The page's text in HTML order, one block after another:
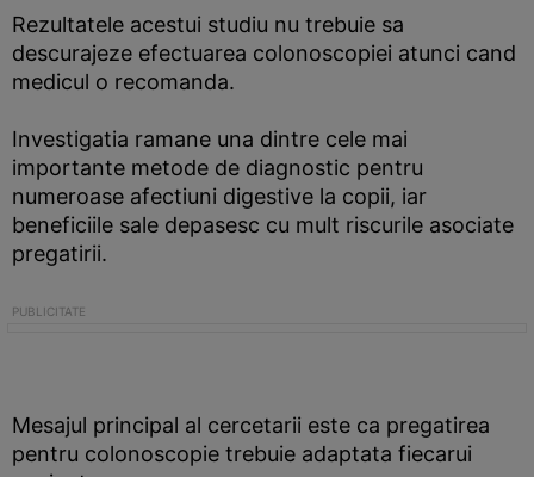
Rezultatele acestui studiu nu trebuie sa
descurajeze efectuarea colonoscopiei atunci cand
medicul o recomanda.
Investigatia ramane una dintre cele mai
importante metode de diagnostic pentru
numeroase afectiuni digestive la copii, iar
beneficiile sale depasesc cu mult riscurile asociate
pregatirii.
Mesajul principal al cercetarii este ca pregatirea
pentru colonoscopie trebuie adaptata fiecarui